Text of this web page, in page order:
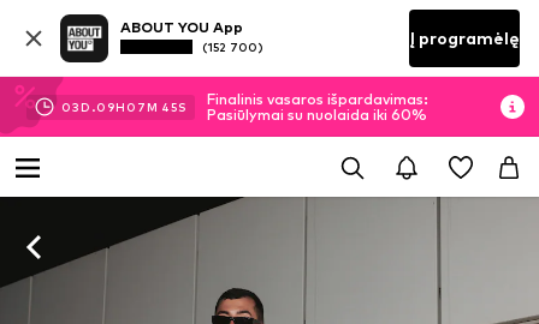
ABOUT YOU App
(152 700) Į programėlę
03D.09H 07M 44S
Finalinis vasaros išpardavimas:
Pasiūlymai su nuolaida iki 60%